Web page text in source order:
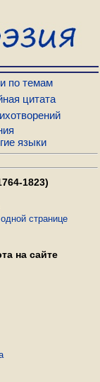
по темам
цитата
языки
1823)
странице
на сайте